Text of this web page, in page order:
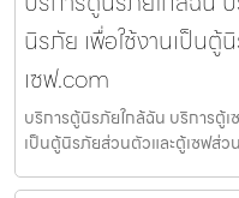
นิรภัย เพื่อใช้งานเป็น
เซฟ.com
บริการตู้นิรภัยใกล้ฉัน บริการตู้เ
เป็นตู้นิรภัยส่วนตัวและตู้เซฟส่ว